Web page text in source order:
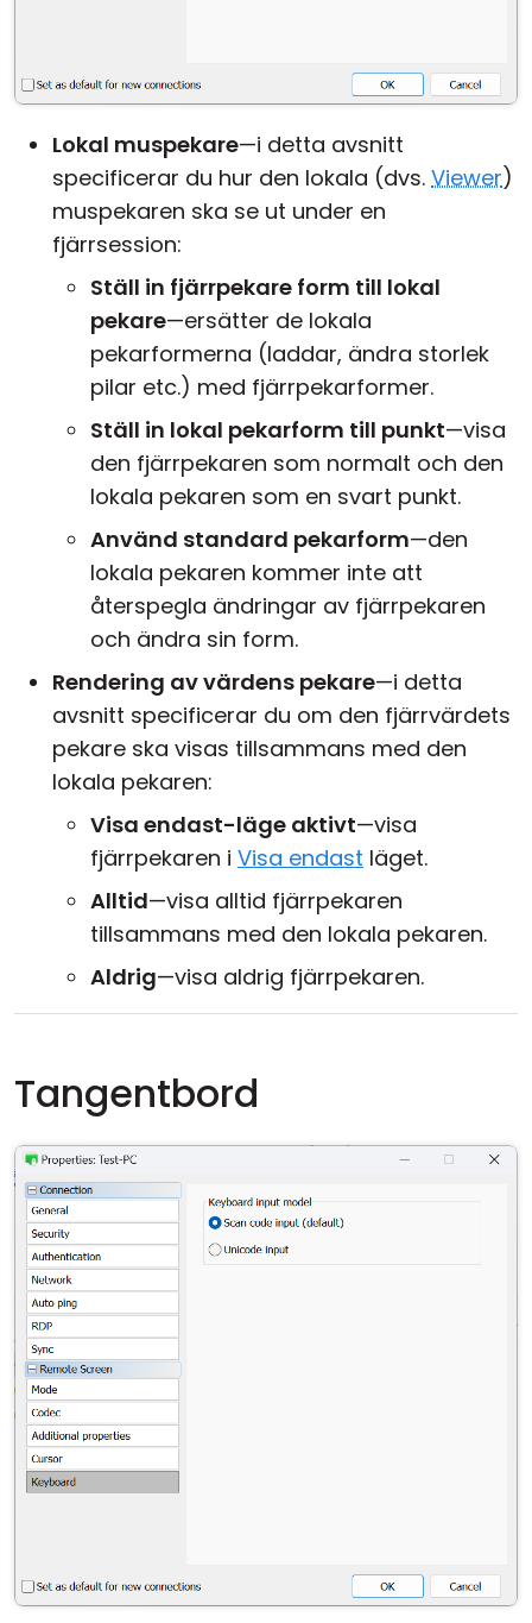
Lokal muspekare—i detta avsnitt
specificerar du hur den lokala (dvs. Viewer)
muspekaren ska se ut under en
fjärrsession:
Ställ in fjärrpekare form till lokal
pekare—ersätter de lokala
pekarformerna (laddar, ändra storlek
pilar etc.) med fjärrpekarformer.
Ställ in lokal pekarform till punkt—visa
den fjärrpekaren som normalt och den
lokala pekaren som en svart punkt.
Använd standard pekarform—den
lokala pekaren kommer inte att
återspegla ändringar av fjärrpekaren
och ändra sin form.
Rendering av värdens pekare—i detta
avsnitt specificerar du om den fjärrvärdets
pekare ska visas tillsammans med den
lokala pekaren:
Visa endast-läge aktivt—visa
fjärrpekaren i Visa endast läget.
Alltid—visa alltid fjärrpekaren
tillsammans med den lokala pekaren.
Aldrig—visa aldrig fjärrpekaren.
Tangentbord